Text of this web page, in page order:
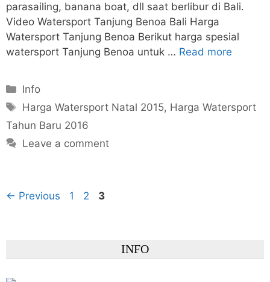
parasailing, banana boat, dll saat berlibur di Bali.
Video Watersport Tanjung Benoa Bali Harga
Watersport Tanjung Benoa Berikut harga spesial
watersport Tanjung Benoa untuk … Read more
Categories
Info
Tags
Harga Watersport Natal 2015, Harga Watersport
Tahun Baru 2016
Leave a comment
← Previous Page
1 Page
2 Page
3
INFO